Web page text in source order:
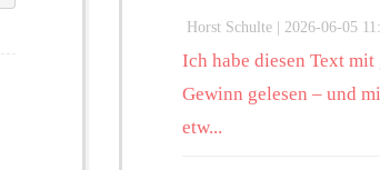
Horst Schulte | 2026-06-05
Ich habe diesen Text mit
Gewinn gelesen – und
etw...